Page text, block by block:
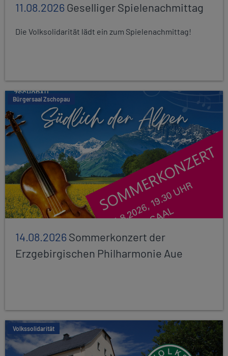
11.08.2026Geselliger Spielenachmittag
Die Volksolidarität lädt ein zum Spielenachmittag!
Bürgersaal Zschopau
14.08.2026Sommerkonzert der
Erzgebirgischen Philharmonie Aue
Volkssolidarität